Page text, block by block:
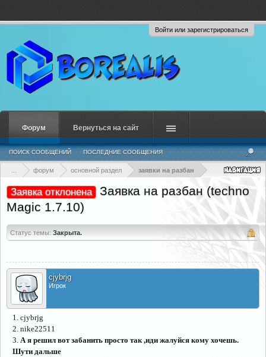
Войти или зарегистрироваться
форум основной раздел заявки на разбан
Заявка отклонена
Заявка на разбан (techno
Magic 1.7.10)
Статус темы: Закрыта.
cjybrjg
Игрок
1. cjybrjg
2. nike22511
3. А я решил вот забанить просто так ,иди жалуйся кому хочешь.
Шути дальше
Форум
ПОИСК СООБЩЕНИЙ ПОСЛЕДНИЕ СООБЩЕНИЯ
Вернуться на сайт